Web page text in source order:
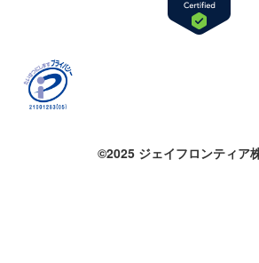
©2025 ジェイフロンティア